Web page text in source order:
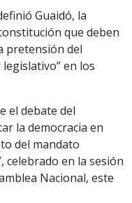
Guaidó, la
que deben
pretensión del
en los
el debate del
la democracia en
del mandato
celebrado en la sesión
Nacional, este